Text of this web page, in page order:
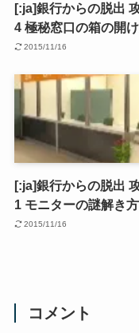
[:ja]銀行からの脱出
4 極秘窓口の箱の開
2015/11/16
[:ja]銀行からの脱出
1 モニターの謎解き
2015/11/16
コメント